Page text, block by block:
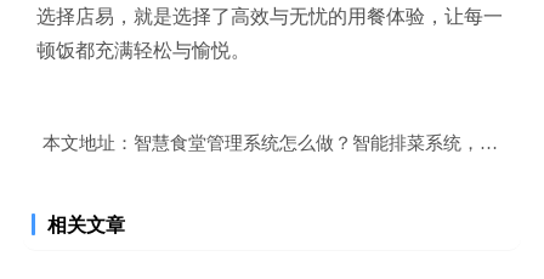
选择店易，就是选择了高效与无忧的用餐体验，让每一
顿饭都充满轻松与愉悦。
本文地址： 智慧食堂管理系统怎么做？智能排菜系统，厨房效
相关文章